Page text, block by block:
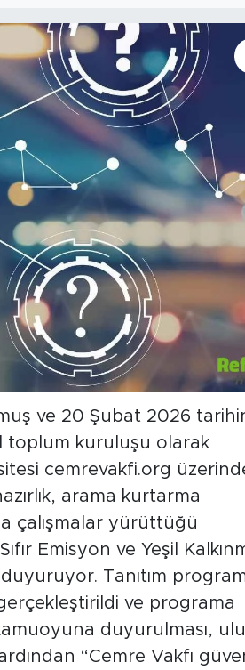
ve 20 Şubat 2026
toplum kuruluşu olarak
cemrevakfi.org
arama kurtarma
çalışmalar yürüttüğü
Emisyon ve Yeşil
Tanıtım
ve programa
duyurulması,
“Cemre Vakfı